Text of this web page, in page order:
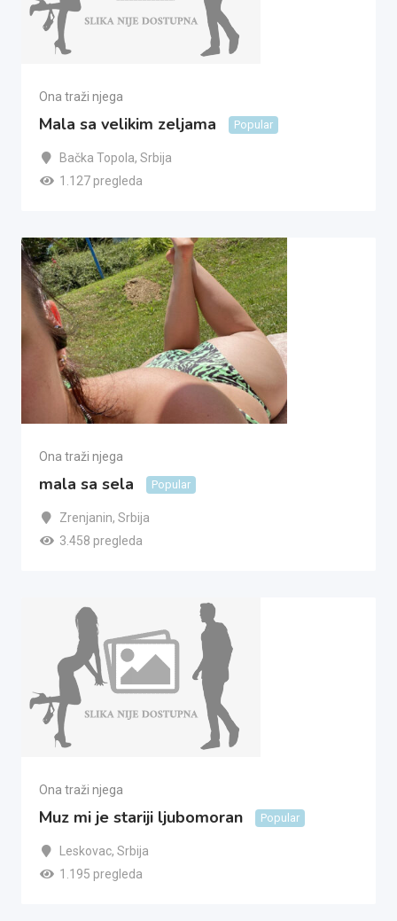
Ona traži njega
Mala sa velikim zeljama Popular
Bačka Topola, Srbija
1.127 pregleda
Ona traži njega
mala sa sela Popular
Zrenjanin, Srbija
3.458 pregleda
Ona traži njega
Muz mi je stariji ljubomoran Popular
Leskovac, Srbija
1.195 pregleda